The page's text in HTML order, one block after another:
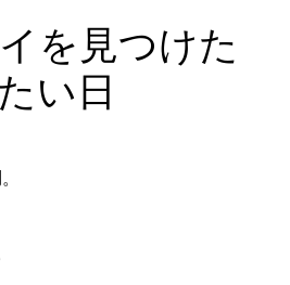
を見つけた
い日
。